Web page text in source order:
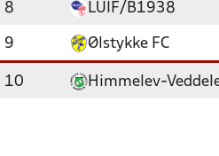
8 LUIF/B1938
9 Ølstykke FC
10 Himmelev-